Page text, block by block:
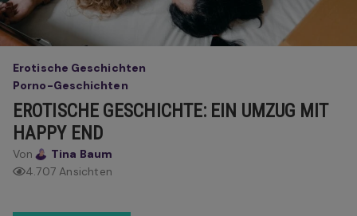
Erotische Geschichten
Porno-Geschichten
EROTISCHE GESCHICHTE: EIN UMZUG MIT
HAPPY END
Von
Tina Baum
4.707 Ansichten